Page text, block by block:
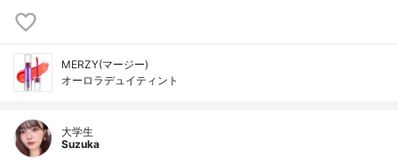
MERZY(マージー)
オーロラデュイティント
大学生
Suzuka